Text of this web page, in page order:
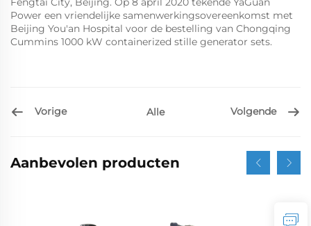
Power een vriendelijke samenwerkingsovereenkomst met
Beijing You'an Hospital voor de bestelling van Chongqing
Cummins 1000 kW containerized stille generator sets.
Vorige Alle Volgende
Aanbevolen producten